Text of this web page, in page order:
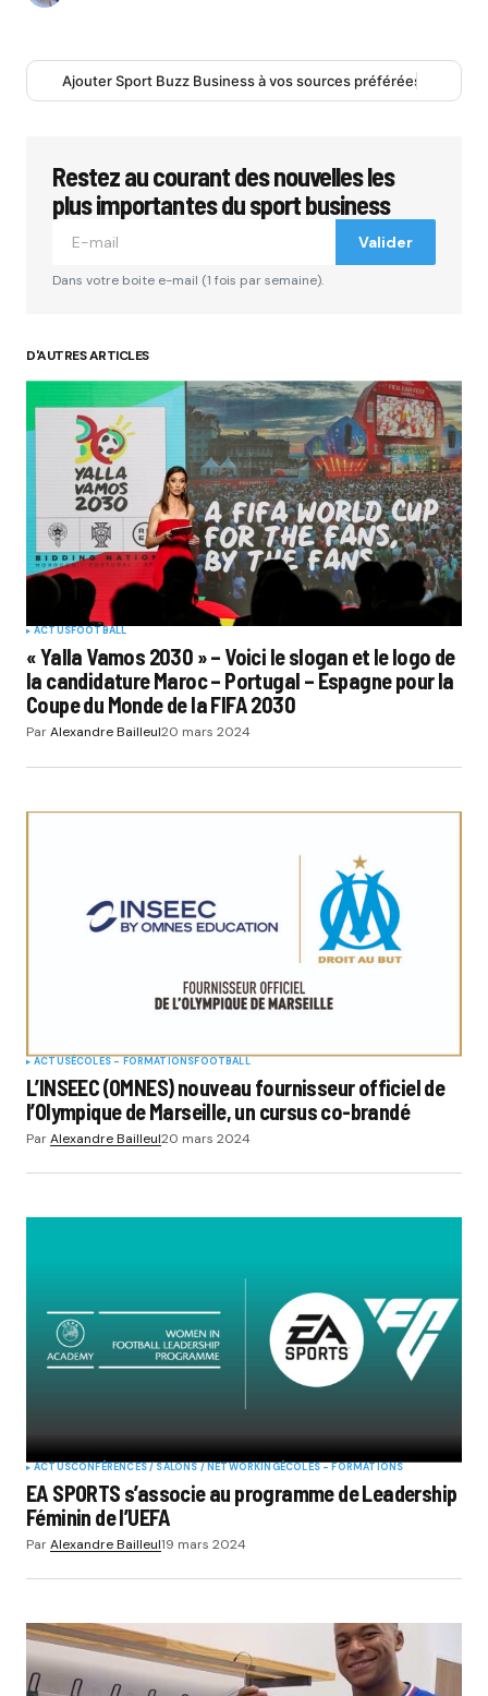
Ajouter Sport Buzz Business à vos sources préférées
Restez au courant des nouvelles les
plus importantes du sport business
Valider
Dans votre boite e-mail (1 fois par semaine).
D'AUTRES ARTICLES
ACTUSFOOTBALL
« Yalla Vamos 2030 » – Voici le slogan et le logo de
la candidature Maroc – Portugal – Espagne pour la
Coupe du Monde de la FIFA 2030
ParAlexandre Bailleul20 mars 2024
ACTUSÉCOLES - FORMATIONSFOOTBALL
L’INSEEC (OMNES) nouveau fournisseur officiel de
l’Olympique de Marseille, un cursus co-brandé
ParAlexandre Bailleul20 mars 2024
ACTUSCONFÉRENCES / SALONS / NETWORKINGÉCOLES - FORMATIONS
EA SPORTS s’associe au programme de Leadership
Féminin de l’UEFA
ParAlexandre Bailleul19 mars 2024